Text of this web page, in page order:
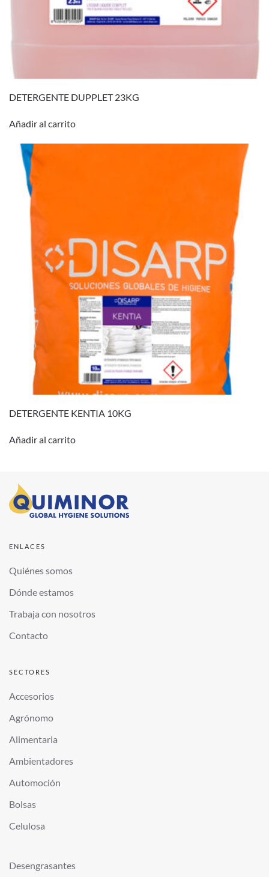
DETERGENTE DUPPLET 23KG
Añadir al carrito
DETERGENTE KENTIA 10KG
Añadir al carrito
ENLACES
Quiénes somos
Dónde estamos
Trabaja con nosotros
Contacto
SECTORES
Accesorios
Agrónomo
Alimentaria
Ambientadores
Automoción
Bolsas
Celulosa
Desengrasantes